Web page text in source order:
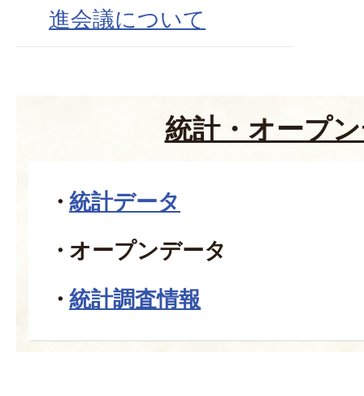
進会議について
統計・オープ
統計データ
オープンデータ
統計調査情報